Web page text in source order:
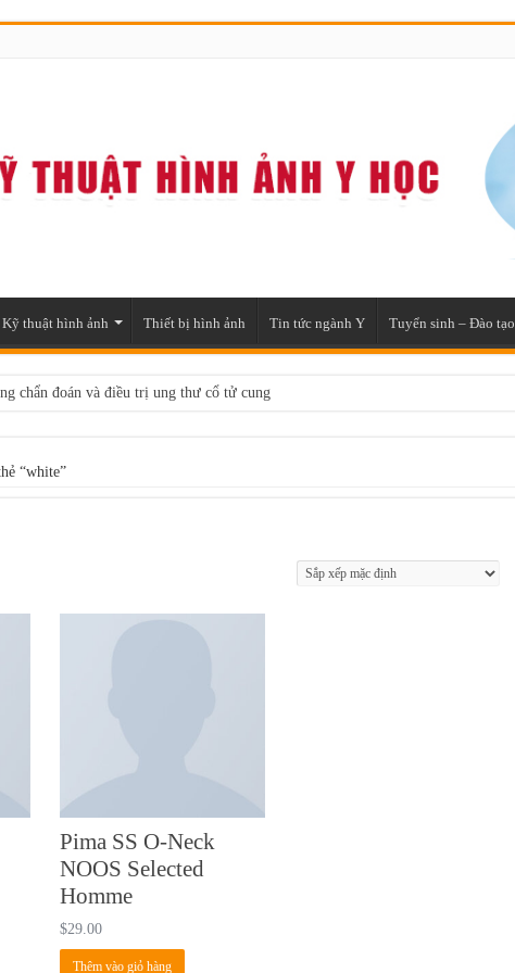
Kỹ thuật hình ảnh Thiết bị hình ảnh Tin tức ngành Y Tuyển sinh – Đào tạo
chẩn đoán và điều trị ung thư cổ tử cung
“white”
Pima SS O-Neck
NOOS Selected
Homme
$29.00
Thêm vào giỏ hàng